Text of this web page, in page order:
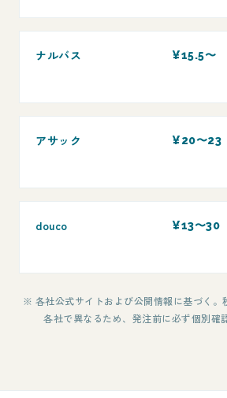
ナルバス ¥15.5〜
アサック ¥20〜23
douco ¥13〜30
※ 各社公式サイトおよび公開情報に基づく。
各社で異なるため、発注前に必ず個別確